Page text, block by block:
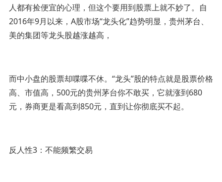
人都有捡便宜的心理，但这个要用到股票上就不妙了。自
2016年9月以来，A股市场“龙头化”趋势明显，贵州茅台、
美的集团等龙头股越涨越高，
而中小盘的股票却喋喋不休。“龙头”股的特点就是股票价格
高、市值高，500元的贵州茅台你不敢买，它就涨到680
元，券商更是看高到850元，直到让你彻底买不起。
反人性3：不能频繁交易